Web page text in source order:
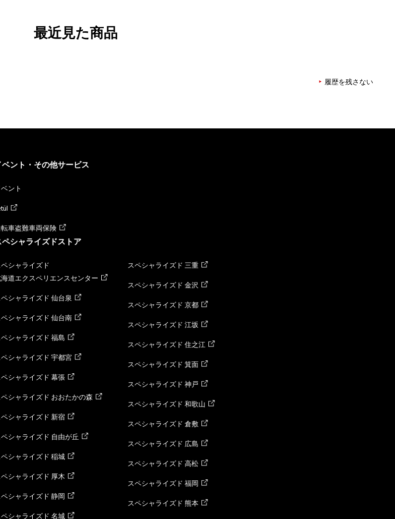
最近見た商品
履歴を残さない
ベント・その他サービス
ント
転車盗難車両保険
ペシャライズドストア
ペシャライズド
道エクスペリエンスセンター
ペシャライズド 仙台泉
ペシャライズド 仙台南
ペシャライズド 福島
ペシャライズド 宇都宮
ペシャライズド 幕張
ペシャライズド おおたかの森
ペシャライズド 新宿
ペシャライズド 自由が丘
ペシャライズド 稲城
ペシャライズド 厚木
ペシャライズド 静岡
ペシャライズド 名城
スペシャライズド 三重
スペシャライズド 金沢
スペシャライズド 京都
スペシャライズド 江坂
スペシャライズド 住之江
スペシャライズド 箕面
スペシャライズド 神戸
スペシャライズド 和歌山
スペシャライズド 倉敷
スペシャライズド 広島
スペシャライズド 高松
スペシャライズド 福岡
スペシャライズド 熊本